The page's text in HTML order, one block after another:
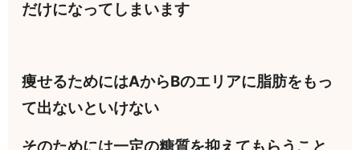
だけになってしまいます
痩せるためにはAからBのエリアに脂肪をもっ
て出ないといけない